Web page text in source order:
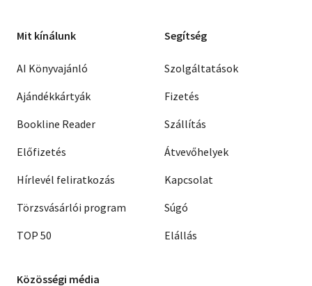
Mit kínálunk
AI Könyvajánló
Ajándékkártyák
Bookline Reader
Előfizetés
Hírlevél feliratkozás
Törzsvásárlói program
TOP 50
Segítség
Szolgáltatások
Fizetés
Szállítás
Átvevőhelyek
Kapcsolat
Súgó
Elállás
Közösségi média